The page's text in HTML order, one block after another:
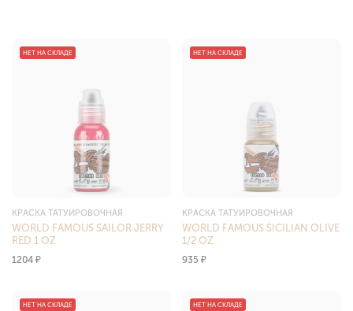
КРАСКА ТАТУИРОВОЧНАЯ
WORLD FAMOUS SAILOR JERRY
RED 1 OZ
1204 ₽
НЕТ НА СКЛАДЕ
КРАСКА ТАТУИРОВОЧНАЯ
WORLD FAMOUS SICILIAN OLIVE
1/2 OZ
935 ₽
НЕТ НА СКЛАДЕ
НЕТ НА СКЛАДЕ НЕТ НА СКЛАДЕ